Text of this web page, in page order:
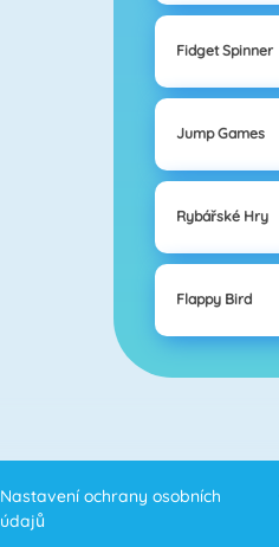
Fidget Spinner
Jump Games
Rybářské Hry
Flappy Bird
Nastavení ochrany osobních
údajů